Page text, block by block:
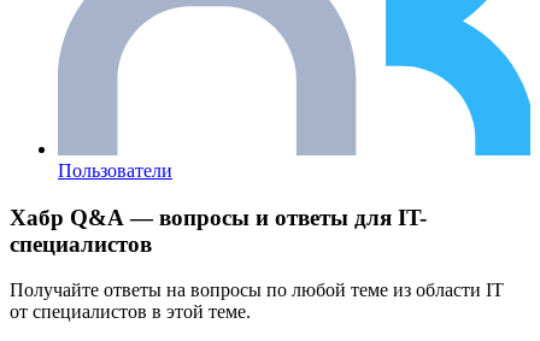
Пользователи
Хабр Q&A — вопросы и ответы для IT-
специалистов
Получайте ответы на вопросы по любой теме из области IT
от специалистов в этой теме.